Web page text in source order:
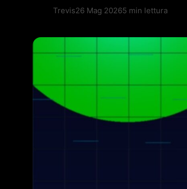
Trevis26 Mag 20265 min lettura